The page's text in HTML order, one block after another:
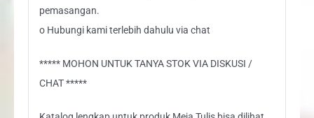
pemasangan.
o Hubungi kami terlebih dahulu via chat
***** MOHON UNTUK TANYA STOK VIA DISKUSI /
CHAT *****